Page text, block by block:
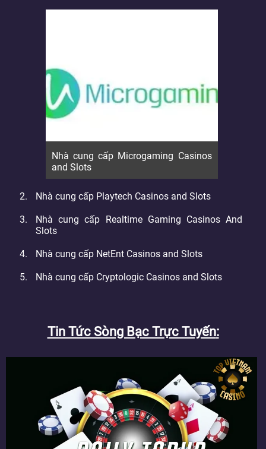
Nhà cung cấp Microgaming Casinos
and Slots
Nhà cung cấp Playtech Casinos and Slots
Nhà cung cấp Realtime Gaming Casinos And
Slots
Nhà cung cấp NetEnt Casinos and Slots
Nhà cung cấp Cryptologic Casinos and Slots
Tin Tức Sòng Bạc Trực Tuyến